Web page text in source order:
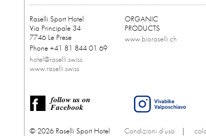
Raselli Sport Hotel
Via Principale 34
7746 Le Prese
Phone +41 81 844 01 69
hotel@raselli.swiss
www.raselli.swiss
ORGANIC
PRODUCTS
www.bioraselli.ch
© 2026 Raselli Sport Hotel Condizioni d’uso |